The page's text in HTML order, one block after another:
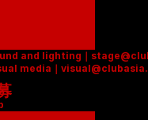
and lighting｜
media｜